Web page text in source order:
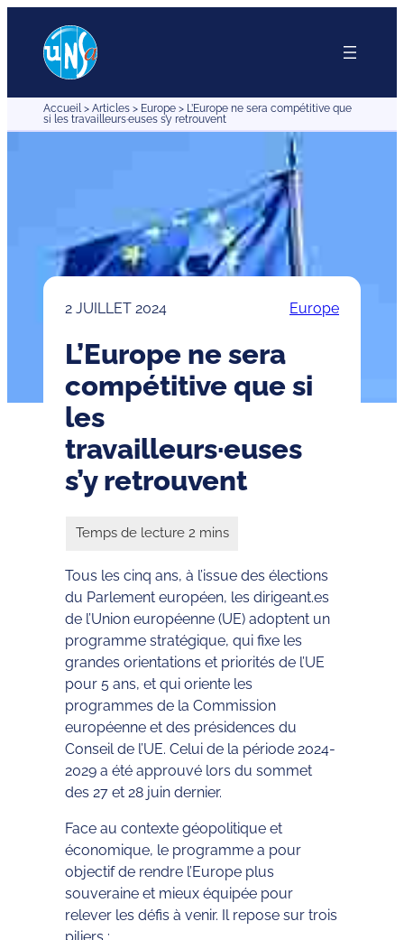
contenu
Accueil> Articles > Europe > L’Europe ne sera compétitive que
si les travailleurs·euses s’y retrouvent
2 JUILLET 2024 Europe
L’Europe ne sera
compétitive que si
les
travailleurs·euses
s’y retrouvent
Tous les cinq ans, à l’issue des élections
du Parlement européen, les dirigeant.es
de l’Union européenne (UE) adoptent un
programme stratégique, qui fixe les
grandes orientations et priorités de l’UE
pour 5 ans, et qui oriente les
programmes de la Commission
européenne et des présidences du
Conseil de l’UE. Celui de la période 2024-
2029 a été approuvé lors du sommet
des 27 et 28 juin dernier.
Face au contexte géopolitique et
économique, le programme a pour
objectif de rendre l’Europe plus
souveraine et mieux équipée pour
relever les défis à venir. Il repose sur trois
piliers :